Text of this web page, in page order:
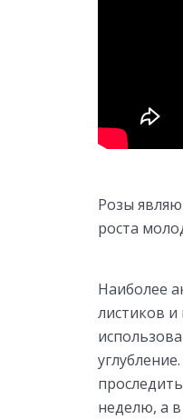
Розы
роста
Наиболее
листиков
неделю, а